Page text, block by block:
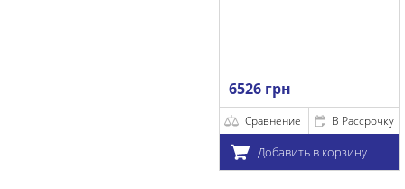
6526 грн
Сравнение В Рассрочку
Добавить в корзину